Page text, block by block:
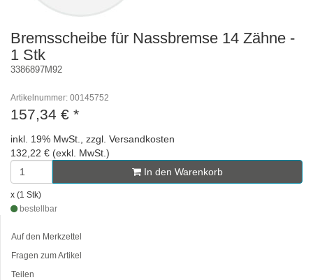
Bremsscheibe für Nassbremse 14 Zähne -
1 Stk
3386897M92
Artikelnummer: 00145752
157,34 € *
inkl. 19% MwSt., zzgl. Versandkosten
132,22 € (exkl. MwSt.)
In den Warenkorb
x (1 Stk)
bestellbar
Auf den Merkzettel
Fragen zum Artikel
Teilen